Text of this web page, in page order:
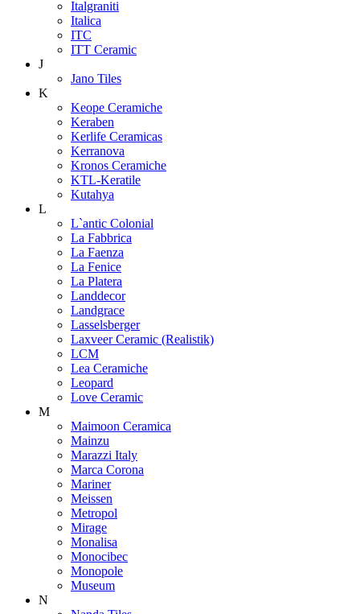
Italgraniti
Italica
ITC
ITT Ceramic
J
Jano Tiles
K
Keope Ceramiche
Keraben
Kerlife Ceramicas
Kerranova
Kronos Ceramiche
KTL-Keratile
Kutahya
L
L`antic Colonial
La Fabbrica
La Faenza
La Fenice
La Platera
Landdecor
Landgrace
Lasselsberger
Laxveer Ceramic (Realistik)
LCM
Lea Ceramiche
Leopard
Love Ceramic
M
Maimoon Ceramica
Mainzu
Marazzi Italy
Marca Corona
Mariner
Meissen
Metropol
Mirage
Monalisa
Monocibec
Monopole
Museum
N